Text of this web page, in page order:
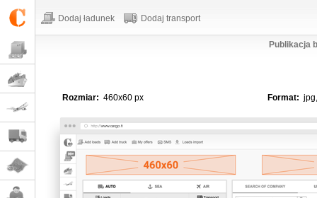
Dodaj ładunek Dodaj transport
Publikacja
Rozmiar: 460x60 px Format: